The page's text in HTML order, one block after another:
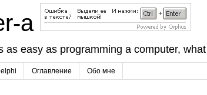
а
as easy as programming a computer,
Оглавление Обо мне